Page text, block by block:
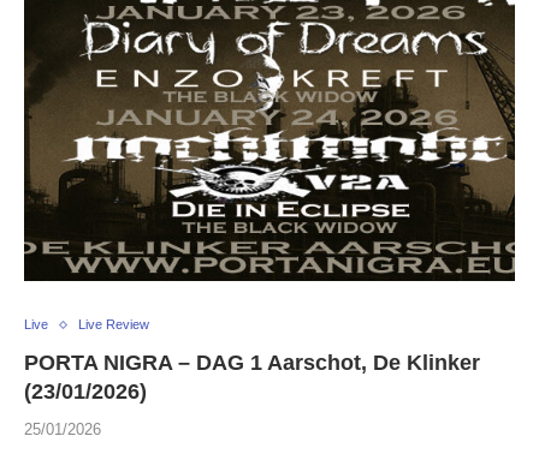
Live Live Review
PORTA NIGRA – DAG 1 Aarschot, De Klinker
(23/01/2026)
25/01/2026